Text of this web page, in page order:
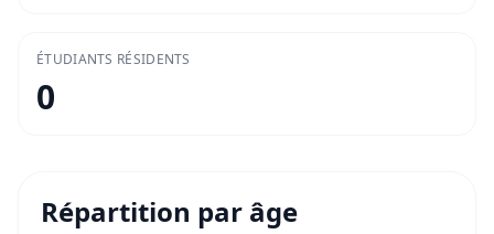
ÉTUDIANTS RÉSIDENTS
0
Répartition par âge